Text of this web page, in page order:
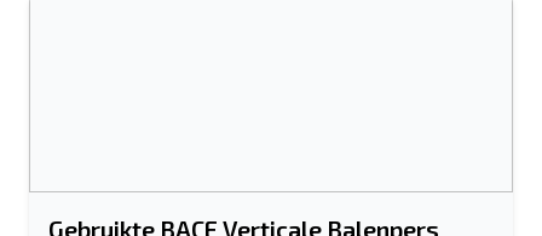
Gebruikte BACE Verticale Balenpers